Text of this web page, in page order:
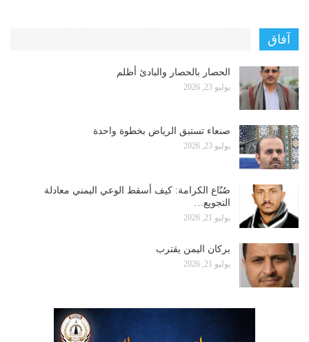
آفاق
الحصار بالحصار والبادئ أظلم
يوليو 23, 2026
صنعاء تستبق الرياض بخطوة واحدة
يوليو 23, 2026
صُنّاع الكرامة: كيف أسقط الوعي اليمني معادلة
التجويع…
يوليو 21, 2026
بركان اليمن يقترب
يوليو 21, 2026